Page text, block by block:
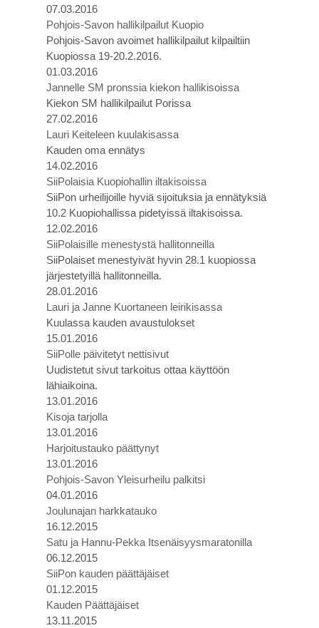
07.03.2016
Pohjois-Savon hallikilpailut Kuopio
Pohjois-Savon avoimet hallikilpailut kilpailtiin
Kuopiossa 19-20.2.2016.
01.03.2016
Jannelle SM pronssia kiekon hallikisoissa
Kiekon SM hallikilpailut Porissa
27.02.2016
Lauri Keiteleen kuulakisassa
Kauden oma ennätys
14.02.2016
SiiPolaisia Kuopiohallin iltakisoissa
SiiPon urheilijoille hyviä sijoituksia ja ennätyksiä
10.2 Kuopiohallissa pidetyissä iltakisoissa.
12.02.2016
SiiPolaisille menestystä hallitonneilla
SiiPolaiset menestyivät hyvin 28.1 kuopiossa
järjestetyillä hallitonneilla.
28.01.2016
Lauri ja Janne Kuortaneen leirikisassa
Kuulassa kauden avaustulokset
15.01.2016
SiiPolle päivitetyt nettisivut
Uudistetut sivut tarkoitus ottaa käyttöön
lähiaikoina.
13.01.2016
Kisoja tarjolla
13.01.2016
Harjoitustauko päättynyt
13.01.2016
Pohjois-Savon Yleisurheilu palkitsi
04.01.2016
Joulunajan harkkatauko
16.12.2015
Satu ja Hannu-Pekka Itsenäisyysmaratonilla
06.12.2015
SiiPon kauden päättäjäiset
01.12.2015
Kauden Päättäjäiset
13.11.2015